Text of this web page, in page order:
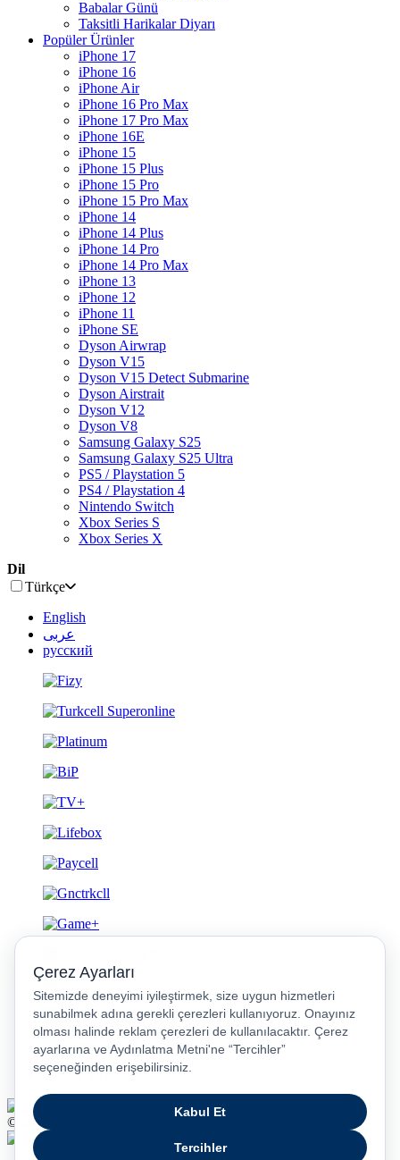
Babalar Günü
Taksitli Harikalar Diyarı
Popüler Ürünler
iPhone 17
iPhone 16
iPhone Air
iPhone 16 Pro Max
iPhone 17 Pro Max
iPhone 16E
iPhone 15
iPhone 15 Plus
iPhone 15 Pro
iPhone 15 Pro Max
iPhone 14
iPhone 14 Plus
iPhone 14 Pro
iPhone 14 Pro Max
iPhone 13
iPhone 12
iPhone 11
iPhone SE
Dyson Airwrap
Dyson V15
Dyson V15 Detect Submarine
Dyson Airstrait
Dyson V12
Dyson V8
Samsung Galaxy S25
Samsung Galaxy S25 Ultra
PS5 / Playstation 5
PS4 / Playstation 4
Nintendo Switch
Xbox Series S
Xbox Series X
Dil
Türkçe
English
عربى
русский
Gizlilik ve Güvenlik
© 2026 Turkcell